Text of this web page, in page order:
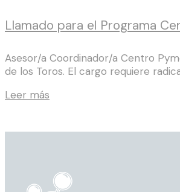
Llamado para el Programa
Asesor/a Coordinador/a Centro
de los Toros. El cargo requiere
Leer más